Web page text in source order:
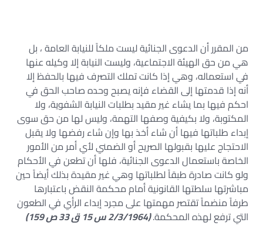
من المقرر أن الدعوى الجنائية ليست ملكاً للنيابة العامة ، بل
هي من حق الهيئة الاجتماعية، وليست النيابة إلا وكيله عنها
في استعماله، وهي إذا كانت تملك التصرف فيها بالحفظ إلا
أنه إذا قدمتها إلى القضاء فإنه يصبح وحده صاحب الحق في
احكم فيها بما يشاء غير مقيد بطلبات النيابة الشفوية، ولا
المكتوبة، ولا بكيفية وصفها التهمة، وليس لها من حق سوى
إبداء طلباتها فيها أن شاء أخذ بها وإن شاء رفضها ولا يقبل
الاحتجاج عليها بقبولها الصريح أو الضمني لأي أمر من الأمور
الخاصة باستعمال الدعوى الجنائية، فلها أن تطعن في الأحكام
ولو كانت صادرة طبقاً لطلباتها وهي غير مقيدة بذلك أيضاً حين
مباشرتها سلطتها القانونية أمام محكمة النقض باعتبارها
طرفاً منضماً تقتصر مهمتها على مجرد إبداء الرأي في الطعون
التي ترفع لهذه المحكمة.(2/3/1964 س 15 ق 33 ص 159)